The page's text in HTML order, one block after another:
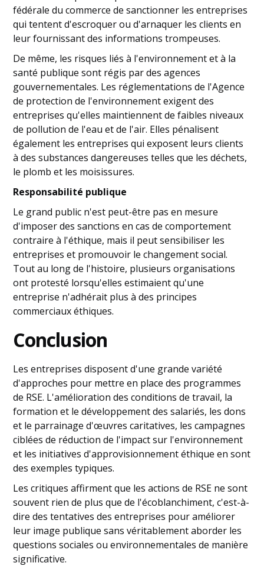
fédérale du commerce de sanctionner les entreprises
qui tentent d'escroquer ou d'arnaquer les clients en
leur fournissant des informations trompeuses.
De même, les risques liés à l'environnement et à la
santé publique sont régis par des agences
gouvernementales. Les réglementations de l'Agence
de protection de l'environnement exigent des
entreprises qu'elles maintiennent de faibles niveaux
de pollution de l'eau et de l'air. Elles pénalisent
également les entreprises qui exposent leurs clients
à des substances dangereuses telles que les déchets,
le plomb et les moisissures.
Responsabilité publique
Le grand public n'est peut-être pas en mesure
d'imposer des sanctions en cas de comportement
contraire à l'éthique, mais il peut sensibiliser les
entreprises et promouvoir le changement social.
Tout au long de l'histoire, plusieurs organisations
ont protesté lorsqu'elles estimaient qu'une
entreprise n'adhérait plus à des principes
commerciaux éthiques.
Conclusion
Les entreprises disposent d'une grande variété
d'approches pour mettre en place des programmes
de RSE. L'amélioration des conditions de travail, la
formation et le développement des salariés, les dons
et le parrainage d'œuvres caritatives, les campagnes
ciblées de réduction de l'impact sur l'environnement
et les initiatives d'approvisionnement éthique en sont
des exemples typiques.
Les critiques affirment que les actions de RSE ne sont
souvent rien de plus que de l'écoblanchiment, c'est-à-
dire des tentatives des entreprises pour améliorer
leur image publique sans véritablement aborder les
questions sociales ou environnementales de manière
significative.